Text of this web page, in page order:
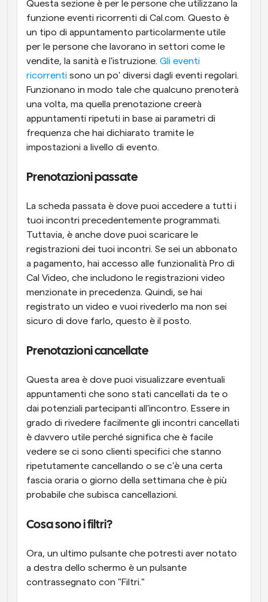
Questa sezione è per le persone che utilizzano la
funzione eventi ricorrenti di Cal.com. Questo è
un tipo di appuntamento particolarmente utile
per le persone che lavorano in settori come le
vendite, la sanità e l'istruzione. Gli eventi
ricorrenti sono un po' diversi dagli eventi regolari.
Funzionano in modo tale che qualcuno prenoterà
una volta, ma quella prenotazione creerà
appuntamenti ripetuti in base ai parametri di
frequenza che hai dichiarato tramite le
impostazioni a livello di evento.
Prenotazioni passate
La scheda passata è dove puoi accedere a tutti i
tuoi incontri precedentemente programmati.
Tuttavia, è anche dove puoi scaricare le
registrazioni dei tuoi incontri. Se sei un abbonato
a pagamento, hai accesso alle funzionalità Pro di
Cal Video, che includono le registrazioni video
menzionate in precedenza. Quindi, se hai
registrato un video e vuoi rivederlo ma non sei
sicuro di dove farlo, questo è il posto.
Prenotazioni cancellate
Questa area è dove puoi visualizzare eventuali
appuntamenti che sono stati cancellati da te o
dai potenziali partecipanti all'incontro. Essere in
grado di rivedere facilmente gli incontri cancellati
è davvero utile perché significa che è facile
vedere se ci sono clienti specifici che stanno
ripetutamente cancellando o se c'è una certa
fascia oraria o giorno della settimana che è più
probabile che subisca cancellazioni.
Cosa sono i filtri?
Ora, un ultimo pulsante che potresti aver notato
a destra dello schermo è un pulsante
contrassegnato con "Filtri."